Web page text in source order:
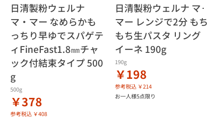
日清製粉ウェルナ
マ・マー なめらかも
っちり早ゆでスパゲテ
ィFineFast1.8㎜チャ
ック付結束タイプ 500
g
500g
￥378
参考税込 ￥408
日清製粉ウェルナ マ･
マー レンジで2分 もち
もち生パスタ リング
イーネ 190g
190g
￥198
参考税込 ￥214
お一人様5点限り